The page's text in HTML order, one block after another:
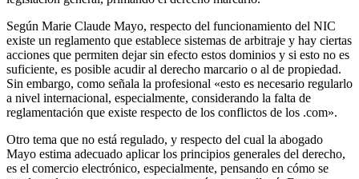
Según Marie Claude Mayo, respecto del funcionamiento del NIC
existe un reglamento que establece sistemas de arbitraje y hay ciertas
acciones que permiten dejar sin efecto estos dominios y si esto no es
suficiente, es posible acudir al derecho marcario o al de propiedad.
Sin embargo, como señala la profesional «esto es necesario regularlo
a nivel internacional, especialmente, considerando la falta de
reglamentación que existe respecto de los conflictos de los .com».
Otro tema que no está regulado, y respecto del cual la abogado
Mayo estima adecuado aplicar los principios generales del derecho,
es el comercio electrónico, especialmente, pensando en cómo se